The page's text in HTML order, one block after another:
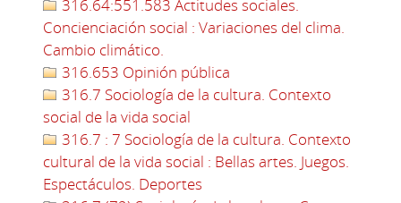
316.64:551.583 Actitudes sociales.
Concienciación social : Variaciones del clima.
Cambio climático.
316.653 Opinión pública
316.7 Sociología de la cultura. Contexto
social de la vida social
316.7 : 7 Sociología de la cultura. Contexto
cultural de la vida social : Bellas artes. Juegos.
Espectáculos. Deportes